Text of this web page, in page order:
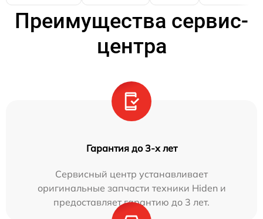
Преимущества сервис-
центра
Гарантия до 3-х лет
Сервисный центр устанавливает
оригинальные запчасти техники Hiden и
предоставляет гарантию до 3 лет.